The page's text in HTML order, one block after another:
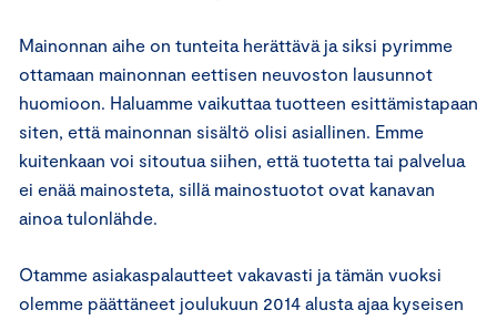
Mainonnan aihe on tunteita herättävä ja siksi pyrimme
ottamaan mainonnan eettisen neuvoston lausunnot
huomioon. Haluamme vaikuttaa tuotteen esittämistapaan
siten, että mainonnan sisältö olisi asiallinen. Emme
kuitenkaan voi sitoutua siihen, että tuotetta tai palvelua
ei enää mainosteta, sillä mainostuotot ovat kanavan
ainoa tulonlähde.
Otamme asiakaspalautteet vakavasti ja tämän vuoksi
olemme päättäneet joulukuun 2014 alusta ajaa kyseisen